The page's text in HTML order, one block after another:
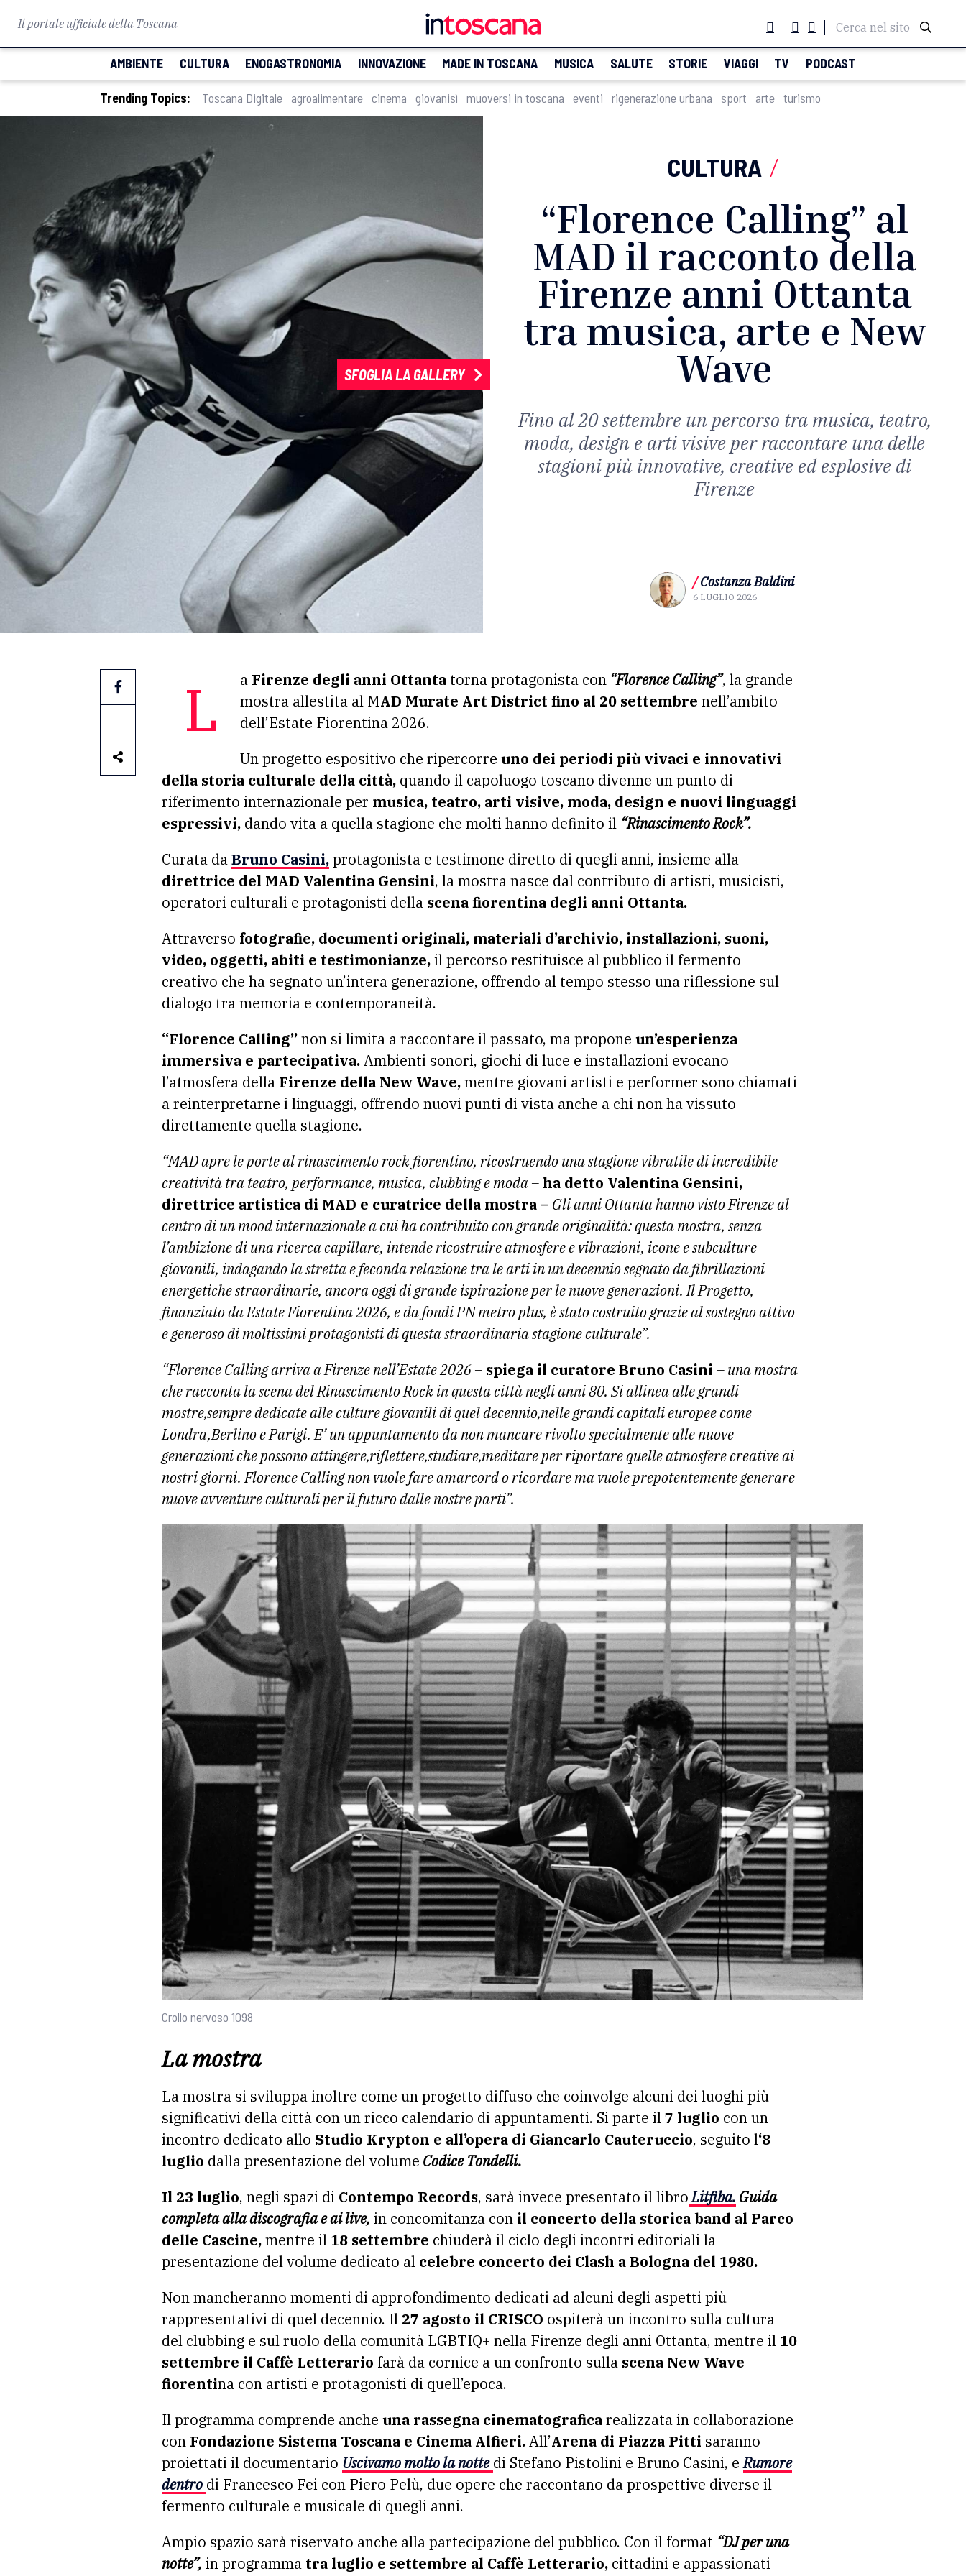
Il portale ufficiale della Toscana Cerca nel sito
AMBIENTE CULTURA ENOGASTRONOMIA INNOVAZIONE MADE IN TOSCANA MUSICA SALUTE STORIE VIAGGI TV PODCAST
Trending Topics: Toscana Digitale agroalimentare cinema giovanisì muoversi in toscana eventi rigenerazione urbana sport arte turismo
SFOGLIA LA GALLERY
CULTURA /
“Florence Calling” al
MAD il racconto della
Firenze anni Ottanta
tra musica, arte e New
Wave
Fino al 20 settembre un percorso tra musica, teatro,
moda, design e arti visive per raccontare una delle
stagioni più innovative, creative ed esplosive di
Firenze
/ Costanza Baldini
6 LUGLIO 2026
La Firenze degli anni Ottanta torna protagonista con “Florence Calling”, la grande
mostra allestita al MAD Murate Art District fino al 20 settembre nell’ambito
dell’Estate Fiorentina 2026.
Un progetto espositivo che ripercorre uno dei periodi più vivaci e innovativi
della storia culturale della città, quando il capoluogo toscano divenne un punto di
riferimento internazionale per musica, teatro, arti visive, moda, design e nuovi linguaggi
espressivi, dando vita a quella stagione che molti hanno definito il “Rinascimento Rock”.
Curata daBruno Casini,protagonista e testimone diretto di quegli anni, insieme alla
direttrice del MAD Valentina Gensini, la mostra nasce dal contributo di artisti, musicisti,
operatori culturali e protagonisti della scena fiorentina degli anni Ottanta.
Attraverso fotografie, documenti originali, materiali d’archivio, installazioni, suoni,
video, oggetti, abiti e testimonianze,il percorso restituisce al pubblico il fermento
creativo che ha segnato un’intera generazione, offrendo al tempo stesso una riflessione sul
dialogo tra memoria e contemporaneità.
“Florence Calling”non si limita a raccontare il passato, ma propone un’esperienza
immersiva e partecipativa.Ambienti sonori, giochi di luce e installazioni evocano
l’atmosfera della Firenze della New Wave,mentre giovani artisti e performer sono chiamati
a reinterpretarne i linguaggi, offrendo nuovi punti di vista anche a chi non ha vissuto
direttamente quella stagione.
“MAD apre le porte al rinascimento rock fiorentino, ricostruendo una stagione vibratile di incredibile
creatività tra teatro, performance, musica, clubbing e moda – ha detto Valentina Gensini,
direttrice artistica di MAD e curatrice della mostra – Gli anni Ottanta hanno visto Firenze al
centro di un mood internazionale a cui ha contribuito con grande originalità: questa mostra, senza
l’ambizione di una ricerca capillare, intende ricostruire atmosfere e vibrazioni, icone e subculture
giovanili, indagando la stretta e feconda relazione tra le arti in un decennio segnato da fibrillazioni
energetiche straordinarie, ancora oggi di grande ispirazione per le nuove generazioni. Il Progetto,
finanziato da Estate Fiorentina 2026, e da fondi PN metro plus, è stato costruito grazie al sostegno attivo
e generoso di moltissimi protagonisti di questa straordinaria stagione culturale”.
“Florence Calling arriva a Firenze nell’Estate 2026 – spiega il curatore Bruno Casini – una mostra
che racconta la scena del Rinascimento Rock in questa città negli anni 80. Si allinea alle grandi
mostre,sempre dedicate alle culture giovanili di quel decennio,nelle grandi capitali europee come
Londra,Berlino e Parigi. E’ un appuntamento da non mancare rivolto specialmente alle nuove
generazioni che possono attingere,riflettere,studiare,meditare per riportare quelle atmosfere creative ai
nostri giorni. Florence Calling non vuole fare amarcord o ricordare ma vuole prepotentemente generare
nuove avventure culturali per il futuro dalle nostre parti”.
Crollo nervoso 1098
La mostra
La mostra si sviluppa inoltre come un progetto diffuso che coinvolge alcuni dei luoghi più
significativi della città con un ricco calendario di appuntamenti. Si parte il7 luglio con un
incontro dedicato allo Studio Krypton e all’opera di Giancarlo Cauteruccio, seguito l‘8
luglio dalla presentazione del volume Codice Tondelli.
Il 23 luglio, negli spazi di Contempo Records, sarà invece presentato il libroLitfiba. Guida
completa alla discografia e ai live, in concomitanza con il concerto della storica band al Parco
delle Cascine,mentre il 18 settembre chiuderà il ciclo degli incontri editoriali la
presentazione del volume dedicato al celebre concerto dei Clash a Bologna del 1980.
Non mancheranno momenti di approfondimento dedicati ad alcuni degli aspetti più
rappresentativi di quel decennio. Il 27 agosto il CRISCO ospiterà un incontro sulla cultura
del clubbing e sul ruolo della comunità LGBTIQ+ nella Firenze degli anni Ottanta, mentre il 10
settembre il Caffè Letterario farà da cornice a un confronto sulla scena New Wave
fiorentina con artisti e protagonisti di quell’epoca.
Il programma comprende anche una rassegna cinematograficarealizzata in collaborazione
con Fondazione Sistema Toscana e Cinema Alfieri.All’Arena di Piazza Pitti saranno
proiettati il documentario Uscivamo molto la notte di Stefano Pistolini e Bruno Casini, eRumore
dentro di Francesco Fei con Piero Pelù, due opere che raccontano da prospettive diverse il
fermento culturale e musicale di quegli anni.
Ampio spazio sarà riservato anche alla partecipazione del pubblico. Con il format “DJ per una
notte”, in programma tra luglio e settembre al Caffè Letterario, cittadini e appassionati